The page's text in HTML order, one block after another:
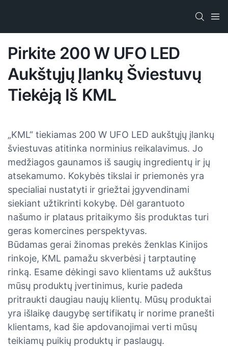
Pirkite 200 W UFO LED
Aukštųjų Įlankų Šviestuvų
Tiekėją Iš KML
„KML“ tiekiamas 200 W UFO LED aukštųjų įlankų
šviestuvas atitinka norminius reikalavimus. Jo
medžiagos gaunamos iš saugių ingredientų ir jų
atsekamumo. Kokybės tikslai ir priemonės yra
specialiai nustatyti ir griežtai įgyvendinami
siekiant užtikrinti kokybę. Dėl garantuoto
našumo ir plataus pritaikymo šis produktas turi
geras komercines perspektyvas.
Būdamas gerai žinomas prekės ženklas Kinijos
rinkoje, KML pamažu skverbėsi į tarptautinę
rinką. Esame dėkingi savo klientams už aukštus
mūsų produktų įvertinimus, kurie padeda
pritraukti daugiau naujų klientų. Mūsų produktai
yra išlaikę daugybę sertifikatų ir norime pranešti
klientams, kad šie apdovanojimai verti mūsų
teikiamų puikių produktų ir paslaugų.